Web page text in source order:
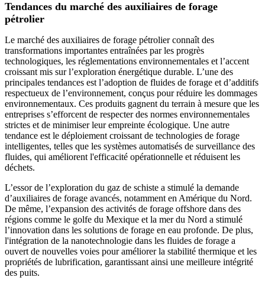
Tendances du marché des auxiliaires de forage
pétrolier
Le marché des auxiliaires de forage pétrolier connaît des
transformations importantes entraînées par les progrès
technologiques, les réglementations environnementales et l’accent
croissant mis sur l’exploration énergétique durable. L’une des
principales tendances est l’adoption de fluides de forage et d’additifs
respectueux de l’environnement, conçus pour réduire les dommages
environnementaux. Ces produits gagnent du terrain à mesure que les
entreprises s’efforcent de respecter des normes environnementales
strictes et de minimiser leur empreinte écologique. Une autre
tendance est le déploiement croissant de technologies de forage
intelligentes, telles que les systèmes automatisés de surveillance des
fluides, qui améliorent l'efficacité opérationnelle et réduisent les
déchets.
L’essor de l’exploration du gaz de schiste a stimulé la demande
d’auxiliaires de forage avancés, notamment en Amérique du Nord.
De même, l’expansion des activités de forage offshore dans des
régions comme le golfe du Mexique et la mer du Nord a stimulé
l’innovation dans les solutions de forage en eau profonde. De plus,
l'intégration de la nanotechnologie dans les fluides de forage a
ouvert de nouvelles voies pour améliorer la stabilité thermique et les
propriétés de lubrification, garantissant ainsi une meilleure intégrité
des puits.